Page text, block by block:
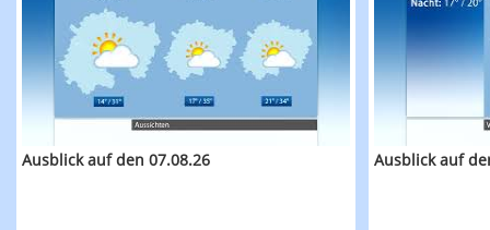
Ausblick auf den 07.08.26 Ausblick auf